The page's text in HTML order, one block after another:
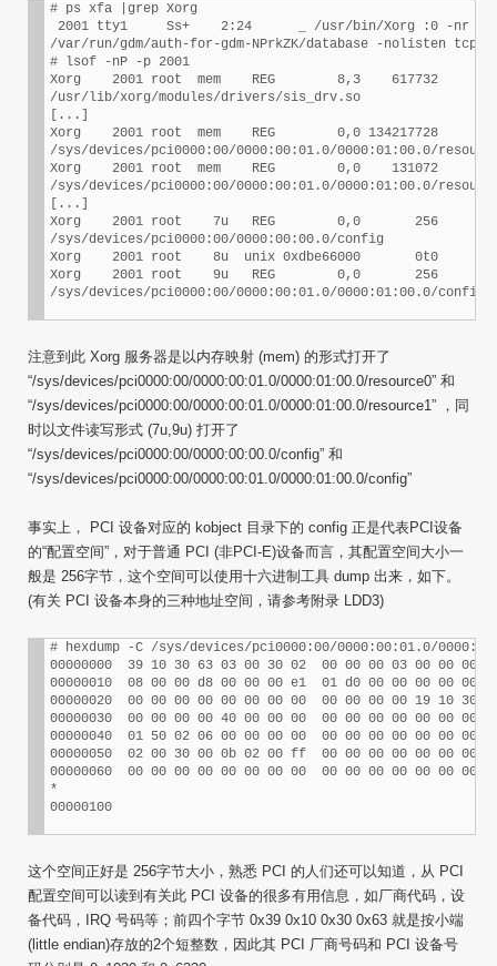
# ps xfa |grep Xorg
2001 tty1     Ss+    2:24      _ /usr/bin/Xorg :0 -nr -
/var/run/gdm/auth-for-gdm-NPrkZK/database -nolisten tcp
# lsof -nP -p 2001
Xorg    2001 root  mem    REG        8,3    617732
/usr/lib/xorg/modules/drivers/sis_drv.so
[...]
Xorg    2001 root  mem    REG        0,0 134217728
/sys/devices/pci0000:00/0000:00:01.0/0000:01:00.0/
Xorg    2001 root  mem    REG        0,0    131072
/sys/devices/pci0000:00/0000:00:01.0/0000:01:00.0/
[...]
Xorg    2001 root    7u   REG        0,0       256
/sys/devices/pci0000:00/0000:00:00.0/config
Xorg    2001 root    8u  unix 0xdbe66000       0t0
Xorg    2001 root    9u   REG        0,0       256
注意到此 Xorg 服务器是以内存映射 (mem) 的形式打开了
“/sys/devices/pci0000:00/0000:00:01.0/0000:01:00.0/resource0” 和
“/sys/devices/pci0000:00/0000:00:01.0/0000:01:00.0/resource1” ，同
时以文件读写形式 (7u,9u) 打开了
“/sys/devices/pci0000:00/0000:00:00.0/config” 和
“/sys/devices/pci0000:00/0000:00:01.0/0000:01:00.0/config”
事实上， PCI 设备对应的 kobject 目录下的 config 正是代表PCI设备
的“配置空间”，对于普通 PCI (非PCI-E)设备而言，其配置空间大小一
般是 256字节，这个空间可以使用十六进制工具 dump 出来，如下。
(有关 PCI 设备本身的三种地址空间，请参考附录 LDD3)
# hexdump -C /sys/devices/pci0000:00/0000:00:01.0/
00000000  39 10 30 63 03 00 30 02  00 00 00 03 00 00
00000010  08 00 00 d8 00 00 00 e1  01 d0 00 00 00
00000020  00 00 00 00 00 00 00 00  00 00 00 00 19
00000030  00 00 00 00 40 00 00 00  00 00 00 00 00
00000040  01 50 02 06 00 00 00 00  00 00 00 00 00
00000050  02 00 30 00 0b 02 00 ff  00 00 00 00 00
00000060  00 00 00 00 00 00 00 00  00 00 00 00 00
*
00000100
这个空间正好是 256字节大小，熟悉 PCI 的人们还可以知道，从 PCI
配置空间可以读到有关此 PCI 设备的很多有用信息，如厂商代码，设
备代码，IRQ 号码等；前四个字节 0x39 0x10 0x30 0x63 就是按小端
(little endian)存放的2个短整数，因此其 PCI 厂商号码和 PCI 设备号